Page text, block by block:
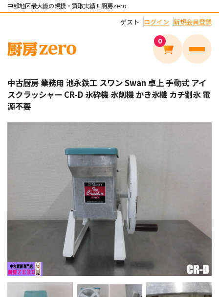
中部地区最大級の規模・買取実績 !! 厨房zero
ゲスト ログイン 新規会員登録
0
メニュ
中古厨房 業務用 池永鉄工 スワン Swan 卓上 手動式 アイ
スクラッシャー CR-D 氷砕機 氷削機 かき氷機 カチ割氷 電
源不要